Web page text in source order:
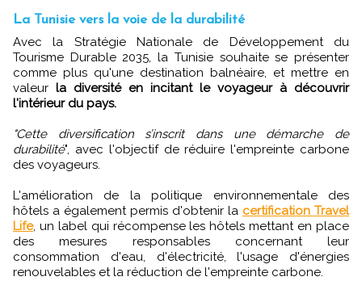
La Tunisie vers la voie de la durabilité
Avec la Stratégie Nationale de Développement du
Tourisme Durable 2035, la Tunisie souhaite se présenter
comme plus qu'une destination balnéaire, et mettre en
valeur la diversité en incitant le voyageur à découvrir
l'intérieur du pays.
"Cette diversification s’inscrit dans une démarche de
durabilité", avec l'objectif de réduire l'empreinte carbone
des voyageurs.
L'amélioration de la politique environnementale des
hôtels a également permis d'obtenir la certification Travel
Life, un label qui récompense les hôtels mettant en place
des mesures responsables concernant leur
consommation d'eau, d'électricité, l'usage d'énergies
renouvelables et la réduction de l'empreinte carbone.